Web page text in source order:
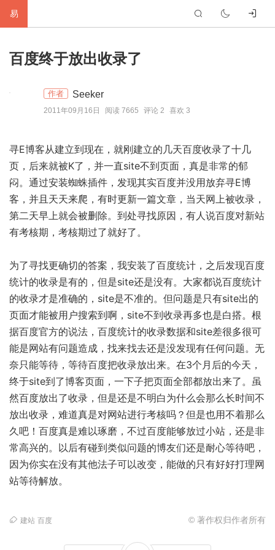
易
生
建
编
硬
标
友
百度终于放出收录了
作者 Seeker
2011年09月16日 阅读 7665 评论 2 喜欢 3
寻E博客从建立到现在，就刚建立的几天百度收录了十几
页，后来就被K了，并一直site不到页面，真是非常的郁
闷。通过安装蜘蛛插件，发现其实百度并没用放弃寻E博
客，并且天天来爬，有时更新一篇文章，当天网上被收录，
第二天早上就会被删除。到处寻找原因，有人说百度对新站
有考核期，考核期过了就好了。
为了寻找更确切的答案，我安装了百度统计，之后发现百度
统计的收录是有的，但是site还是没有。大家都说百度统计
的收录才是准确的，site是不准的。但问题是只有site出的
页面才能被用户搜索到啊，site不到收录再多也是白搭。根
据百度官方的说法，百度统计的收录数据和site差很多很可
能是网站有问题造成，找来找去还是没发现有任何问题。无
奈只能等待，等待百度把收录放出来。在3个月后的今天，
终于site到了博客页面，一下子把页面全部都放出来了。虽
然百度放出了收录，但是还是不明白为什么会那么长时间不
放出收录，难道真是对网站进行考核吗？但是也用不着那么
久吧！百度真是难以琢磨，不过百度能够放过小站，还是非
常高兴的。以后有碰到类似问题的博友们还是耐心等待吧，
因为你实在没有其他法子可以改变，能做的只有好好打理网
站等待解放。
建站 百度 © 著作权归作者所有